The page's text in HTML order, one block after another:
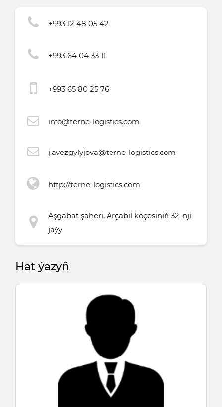
+993 12 48 05 42
+993 64 04 33 11
+993 65 80 25 76
info@terne-logistics.com
j.avezgylyjova@terne-logistics.com
http://terne-logistics.com
Aşgabat şäheri, Arçabil köçesiniň 32-nji
jaýy
Hat ýazyň